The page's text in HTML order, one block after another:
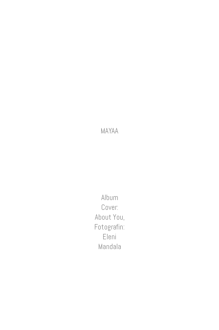
MAYAA
Album
Cover:
About You,
Fotografin:
Eleni
Mandala